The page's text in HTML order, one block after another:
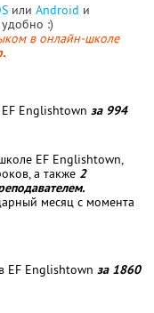
или Android и
:)
в онлайн-школе
Englishtown за 994
EF Englishtown,
а также 2
месяц с момента
EF Englishtown за 1860